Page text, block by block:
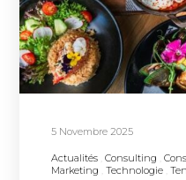
5 Novembre 2025
Actualités Consulting
Marketing
Technologie